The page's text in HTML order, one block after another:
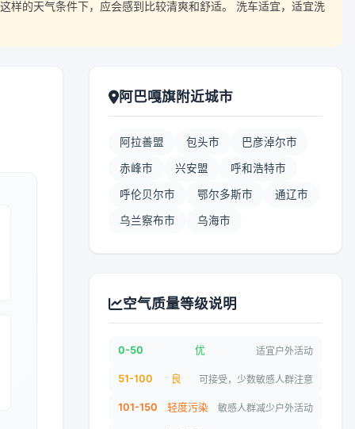
样的天气条件下，应会感到比较清爽和舒适。 洗车适宜，适宜洗
阿巴嘎旗附近城市
阿拉善盟 包头市 巴彦淖尔市
赤峰市 兴安盟 呼和浩特市
呼伦贝尔市 鄂尔多斯市 通辽市
乌兰察布市 乌海市
空气质量等级说明
0-50 优 适宜户外活动
51-100 良 可接受，少数敏感人群注意
101-150 轻度污染 敏感人群减少户外活动